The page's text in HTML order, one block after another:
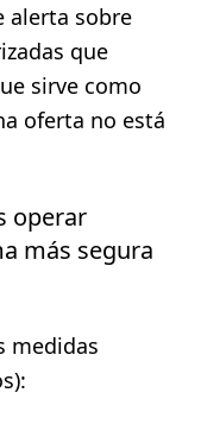
alerta sobre
que
sirve como
oferta no está
operar
más segura
medidas